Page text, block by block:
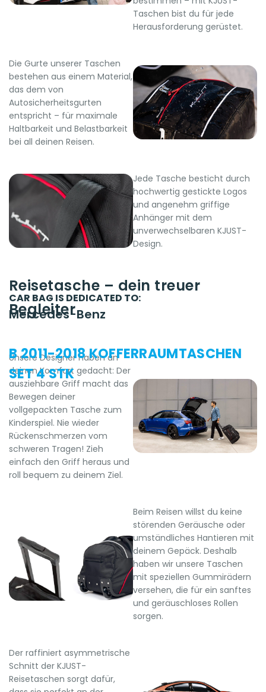
Taschen bist du für jede
Herausforderung gerüstet.
Die Gurte unserer Taschen
bestehen aus einem Material,
das dem von
Autosicherheitsgurten
entspricht – für maximale
Haltbarkeit und Belastbarkeit
bei all deinen Reisen.
Jede Tasche besticht durch
hochwertig gestickte Logos
und angenehm griffige
Anhänger mit dem
unverwechselbaren KJUST-
Design.
Reisetasche – dein treuer
Begleiter
Unsere Designer haben an
deinen Komfort gedacht: Der
ausziehbare Griff macht das
Bewegen deiner
vollgepackten Tasche zum
Kinderspiel. Nie wieder
Rückenschmerzen vom
schweren Tragen! Zieh
einfach den Griff heraus und
roll bequem zu deinem Ziel.
Beim Reisen willst du keine
störenden Geräusche oder
umständliches Hantieren mit
deinem Gepäck. Deshalb
haben wir unsere Taschen
mit speziellen Gummirädern
versehen, die für ein sanftes
und geräuschloses Rollen
sorgen.
Der raffiniert asymmetrische
Schnitt der KJUST-
Reisetaschen sorgt dafür,
CAR BAG IS DEDICATED TO:
Mercedes-Benz
B 2011-2018 KOFFERRAUMTASCHEN
SET 4 STK